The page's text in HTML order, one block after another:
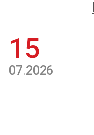
15
07.2026